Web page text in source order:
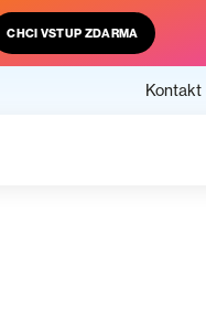
CHCI VSTUP ZDARMA
Kontakt